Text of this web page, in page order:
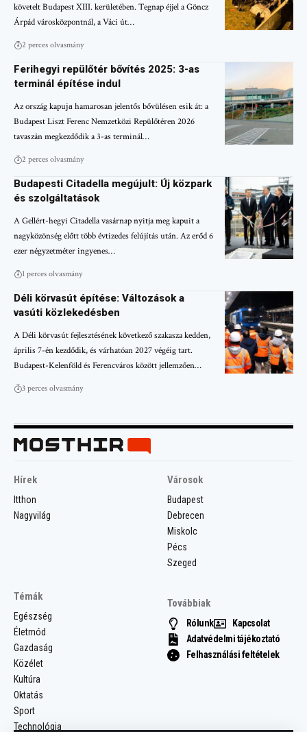
követelt Budapest XIII. kerületében. Tegnap éjjel a Göncz
Árpád városközpontnál, a Váci út…
2 perces olvasmány
Ferihegyi repülőtér bővítés 2025: 3-as
terminál építése indul
Az ország kapuја hamarosan jelentős bővülésen esik át: a
Budapest Liszt Ferenc Nemzetközi Repülőtéren 2026
tavaszán megkezdődik a 3-as terminál…
2 perces olvasmány
Budapesti Citadella megújult: Új közpark
és szolgáltatások
A Gellért-hegyi Citadella vasárnap nyitja meg kapuit a
nagyközönség előtt több évtizedes felújítás után. Az erőd 6
ezer négyzetméter ingyenes…
1 perces olvasmány
Déli körvasút építése: Változások a
vasúti közlekedésben
A Déli körvasút fejlesztésének következő szakasza kedden,
április 7-én kezdődik, és várhatóan 2027 végéig tart.
Budapest-Kelenföld és Ferencváros között jellemzően…
3 perces olvasmány
Hírek
Itthon
Nagyvilág
Városok
Budapest
Debrecen
Miskolc
Pécs
Szeged
Témák
Egészség
Életmód
Gazdaság
Közélet
Kultúra
Oktatás
Sport
Technológia
Továbbiak
Rólunk
Kapcsolat
Adatvédelmi tájékoztató
Felhasználási feltételek